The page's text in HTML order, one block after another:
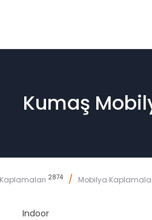
Kumaş
2874 / Mobilya
Indoor